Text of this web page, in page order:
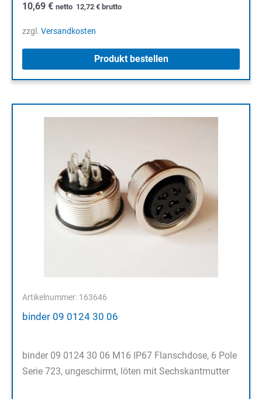
10,69 € netto 12,72 € brutto
zzgl. Versandkosten
Produkt bestellen
Artikelnummer: 163646
binder 09 0124 30 06
binder 09 0124 30 06 M16 IP67 Flanschdose, 6 Pole
Serie 723, ungeschirmt, löten mit Sechskantmutter